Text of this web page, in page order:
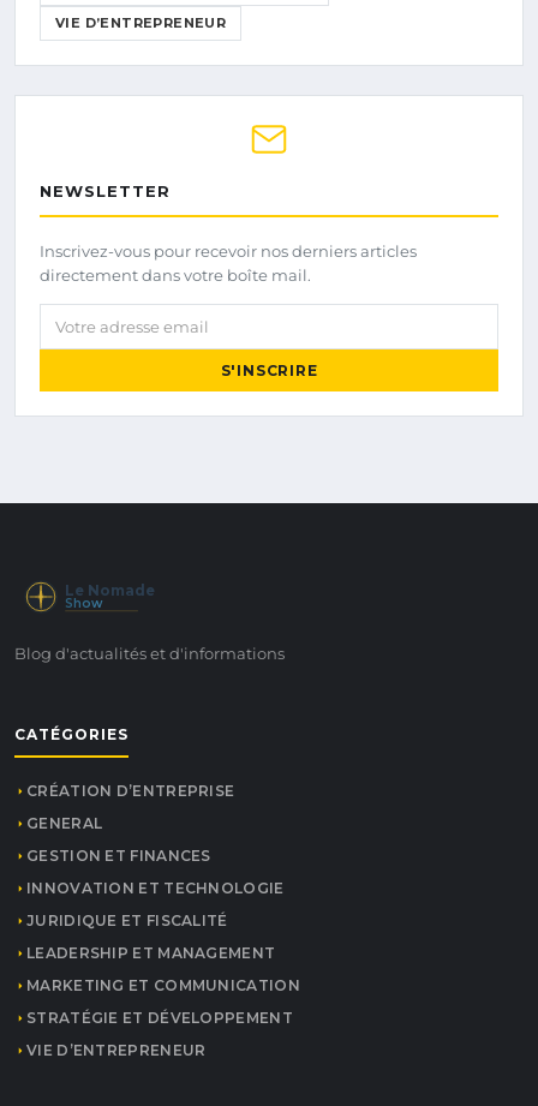
VIE D’ENTREPRENEUR
NEWSLETTER
Inscrivez-vous pour recevoir nos derniers articles
directement dans votre boîte mail.
Votre adresse email
S'INSCRIRE
Le Nomade
Show
Blog d'actualités et d'informations
CATÉGORIES
CRÉATION D’ENTREPRISE
GENERAL
GESTION ET FINANCES
INNOVATION ET TECHNOLOGIE
JURIDIQUE ET FISCALITÉ
LEADERSHIP ET MANAGEMENT
MARKETING ET COMMUNICATION
STRATÉGIE ET DÉVELOPPEMENT
VIE D’ENTREPRENEUR